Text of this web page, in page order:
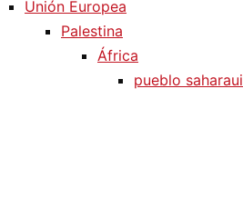
Unión Europea
Palestina
África
pueblo saharaui